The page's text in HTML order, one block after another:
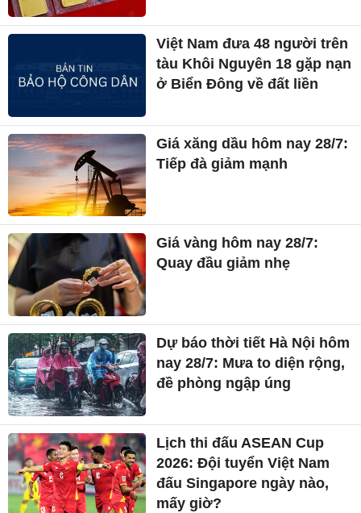
Việt Nam đưa 48 người trên
tàu Khôi Nguyên 18 gặp nạn
ở Biển Đông về đất liền
Giá xăng dầu hôm nay 28/7:
Tiếp đà giảm mạnh
Giá vàng hôm nay 28/7:
Quay đầu giảm nhẹ
Dự báo thời tiết Hà Nội hôm
nay 28/7: Mưa to diện rộng,
đề phòng ngập úng
Lịch thi đấu ASEAN Cup
2026: Đội tuyển Việt Nam
đấu Singapore ngày nào,
mấy giờ?